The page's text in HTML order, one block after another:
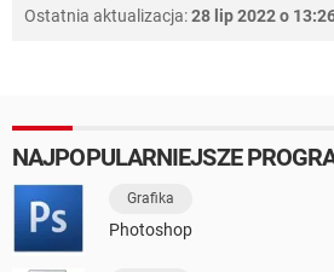
Ostatnia aktualizacja:28 lip 2022 o
NAJPOPULARNIEJSZE
Grafika
Photoshop